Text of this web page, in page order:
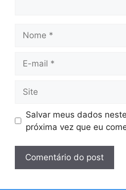
mail
Salvar meus dados
próxima vez que eu